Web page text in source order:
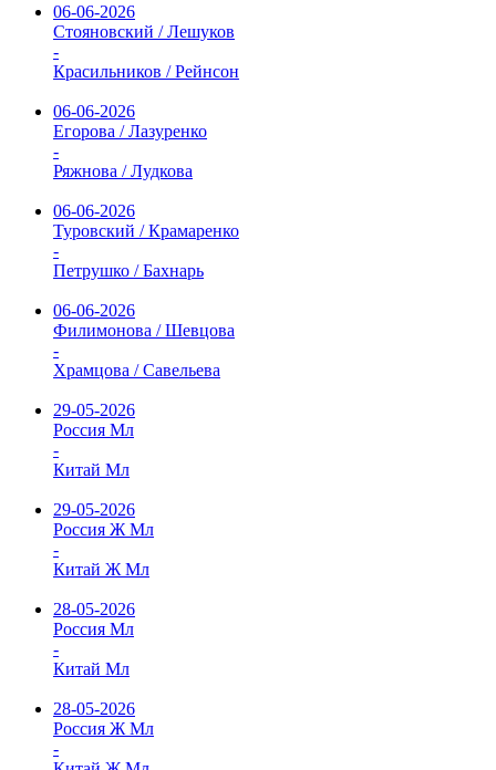
06-06-2026
Стояновский / Лешуков
-
Красильников / Рейнсон
06-06-2026
Егорова / Лазуренко
-
Ряжнова / Лудкова
06-06-2026
Туровский / Крамаренко
-
Петрушко / Бахнарь
06-06-2026
Филимонова / Шевцова
-
Храмцова / Савельева
29-05-2026
Россия Мл
-
Китай Мл
29-05-2026
Россия Ж Мл
-
Китай Ж Мл
28-05-2026
Россия Мл
-
Китай Мл
28-05-2026
Россия Ж Мл
-